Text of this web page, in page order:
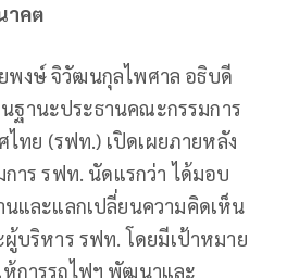
าคต
พงษ์ จิวัฒนกุลไพศาล อธิบดี
ฐานะประธานคณะกรรมการ
ไทย (รฟท.) เปิดเผยภายหลัง
าร รฟท. นัดแรกว่า ได้มอบ
นและแลกเปลี่ยนความคิดเห็น
บริหาร รฟท. โดยมีเป้าหมาย
การรถไฟฯ พัฒนาและ